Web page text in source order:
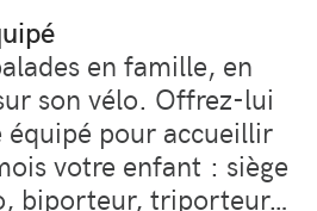
en famille, en
son vélo. Offrez-lui
équipé pour accueillir
votre enfant : siège
biporteur, triporteur…